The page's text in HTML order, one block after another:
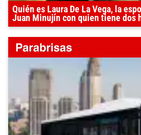
Quién es Laura De La Vega, la
Juan Minujín con quien tiene dos